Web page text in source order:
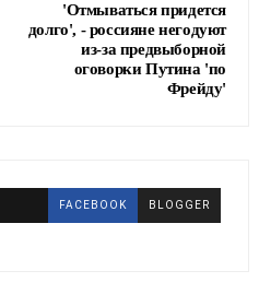
'Отмываться придется
долго', - россияне негодуют
из-за предвыборной
оговорки Путина 'по
Фрейду'
FACEBOOK BLOGGER